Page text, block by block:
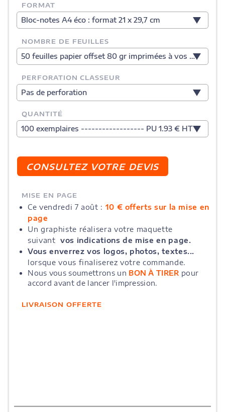
FORMAT
Bloc-notes A4 éco : format 21 x 29,7 cm
NOMBRE DE FEUILLES
50 feuilles papier offset 80 gr imprimées à vos couleurs
PERFORATION CLASSEUR
Pas de perforation
QUANTITÉ
100 exemplaires ------------------ PU 1.93 € HT
MISE EN PAGE
Ce vendredi 7 août : 10 € offerts sur la mise en
page
Un graphiste réalisera votre maquette
suivant vos indications de mise en page.
Vous enverrez vos logos, photos, textes...
lorsque vous finaliserez votre commande.
Nous vous soumettrons un BON À TIRER pour
accord avant de lancer l'impression.
LIVRAISON OFFERTE